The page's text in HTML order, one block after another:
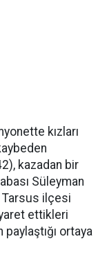
kızları
kazadan bir
Süleyman
Tarsus ilçesi
ettikleri
ortaya